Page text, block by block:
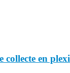
collecte en plexi